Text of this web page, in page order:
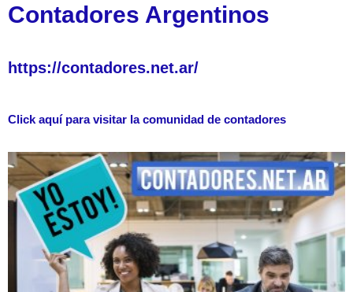
Contadores Argentinos
https://contadores.net.ar/
Click aquí para visitar la comunidad de contadores